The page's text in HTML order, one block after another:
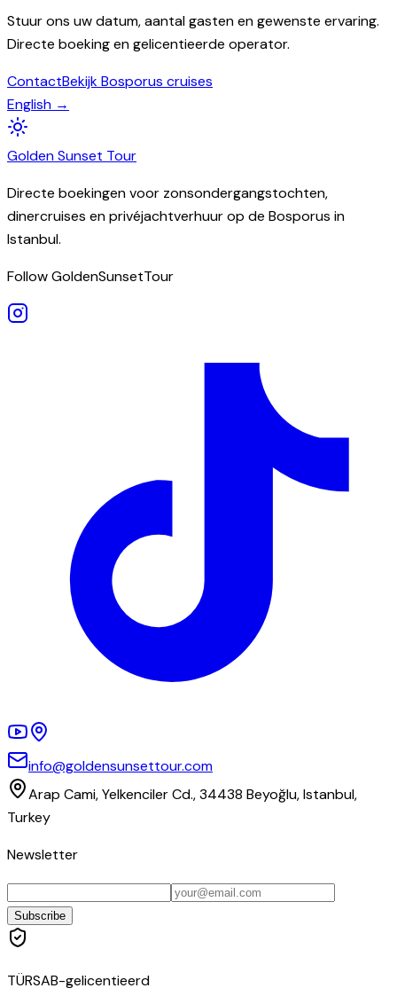
Stuur ons uw datum, aantal gasten en gewenste ervaring.
Directe boeking en gelicentieerde operator.
ContactBekijk Bosporus cruises
English →
GoldenSunset Tour
Directe boekingen voor zonsondergangstochten,
dinercruises en privéjachtverhuur op de Bosporus in
Istanbul.
Follow GoldenSunsetTour
info@goldensunsettour.com
Arap Cami, Yelkenciler Cd., 34438 Beyoğlu, Istanbul,
Turkey
Newsletter
Subscribe
TÜRSAB-gelicentieerd